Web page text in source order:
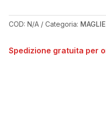
QUANTITÀ
COD: N/A Categoria: MAGLIE
Spedizione gratuita per